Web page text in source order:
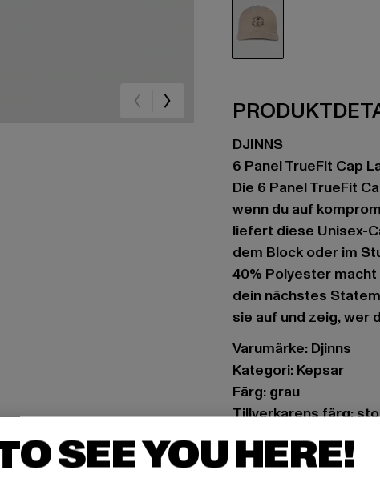
DJINNS
6 Panel TrueFit Cap
Die 6 Panel TrueFit
wenn du auf
liefert diese Unisex-
dem Block oder im
40% Polyester
dein nächstes
sie auf und zeig, wer
Varumärke: Djinns
Kategori: Kepsar
Färg: grau
Tillverkarens färg:
Art.nr: 1005178-00372
SEE YOU HERE!